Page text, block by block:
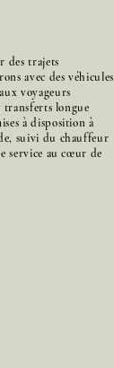
des trajets
avec des véhicules
voyageurs
transferts longue
à disposition à
suivi du chauffeur
service au cœur de